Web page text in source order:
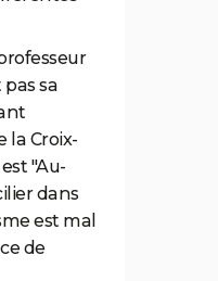
sa
la Croix-
"Au-
dans
est mal
de